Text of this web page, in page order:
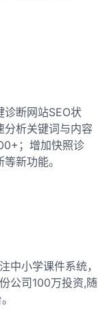
诊断网站SEO状
分析关键词与内容
；增加快照诊
新功能。
中小学课件系统，
公司100万投资,随